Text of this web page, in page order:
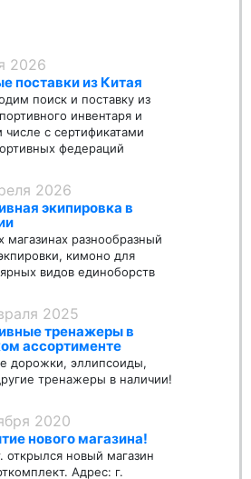
2026
поставки из Китая
поиск и поставку из
инвентаря и
с сертификатами
федераций
2026
экипировка в
магазинах разнообразный
кимоно для
видов единоборств
2025
тренажеры в
ассортименте
дорожки, эллипсоиды,
тренажеры в наличии!
2020
нового магазина!
открылся новый магазин
Адрес: г.